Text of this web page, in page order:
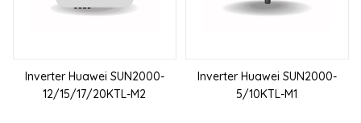
Inverter Huawei SUN2000-
12/15/17/20KTL-M2
Inverter Huawei SUN2000-
5/10KTL-M1